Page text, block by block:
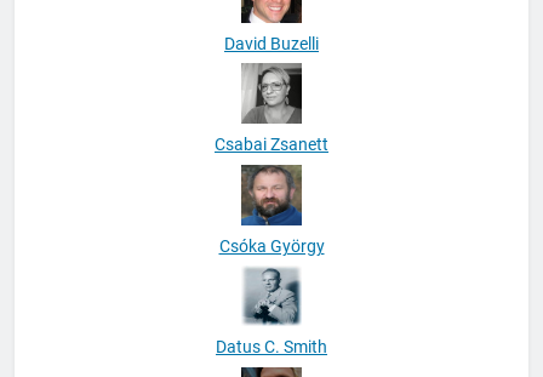
David Buzelli
Csabai Zsanett
Csóka György
Datus C. Smith